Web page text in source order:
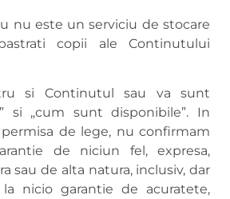
nu este un serviciu de stocare
copii ale Continutului
si Continutul sau va sunt
si „cum sunt disponibile”. In
de lege, nu confirmam
de niciun fel, expresa,
sau de alta natura, inclusiv, dar
nicio garantie de acuratete,